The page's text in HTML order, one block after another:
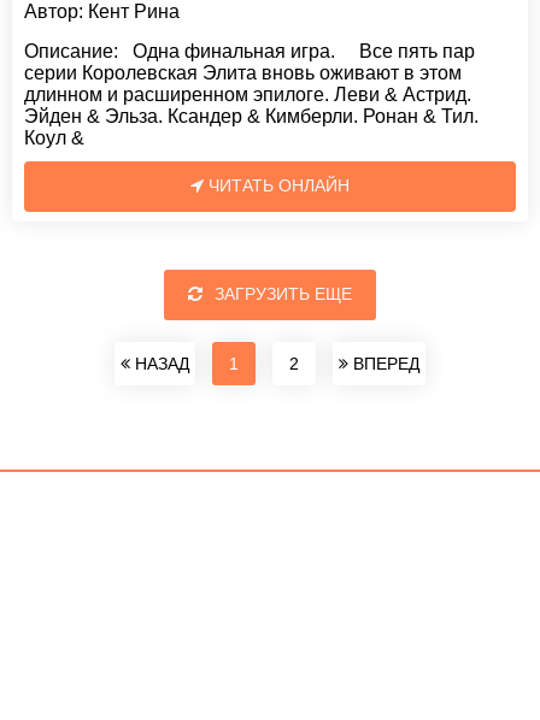
Автор: Кент Рина
Описание: Одна финальная игра. Все пять пар
серии Королевская Элита вновь оживают в этом
длинном и расширенном эпилоге. Леви & Астрид.
Эйден & Эльза. Ксандер & Кимберли. Ронан & Тил.
Коул &
ЧИТАТЬ ОНЛАЙН
ЗАГРУЗИТЬ ЕЩЕ
НАЗАД 1 2 ВПЕРЕД